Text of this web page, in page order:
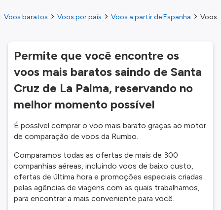
Voos baratos Voos por país Voos a partir de Espanha Voos
Permite que você encontre os
voos mais baratos saindo de Santa
Cruz de La Palma, reservando no
melhor momento possível
É possível comprar o voo mais barato graças ao motor
de comparação de voos da Rumbo.
Comparamos todas as ofertas de mais de 300
companhias aéreas, incluindo voos de baixo custo,
ofertas de última hora e promoções especiais criadas
pelas agências de viagens com as quais trabalhamos,
para encontrar a mais conveniente para você.